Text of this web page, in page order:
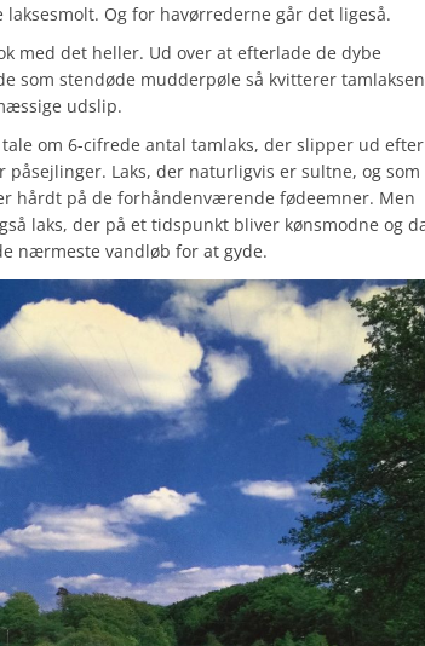
laksesmolt. Og for havørrederne går det ligeså.
med det heller. Ud over at efterlade de dybe
som stendøde mudderpøle så kvitterer
udslip.
om 6-cifrede antal tamlaks, der slipper ud efter
påsejlinger. Laks, der naturligvis er sultne, og som
hårdt på de forhåndenværende fødeemner. Men
laks, der på et tidspunkt bliver kønsmodne og
nærmeste vandløb for at gyde.